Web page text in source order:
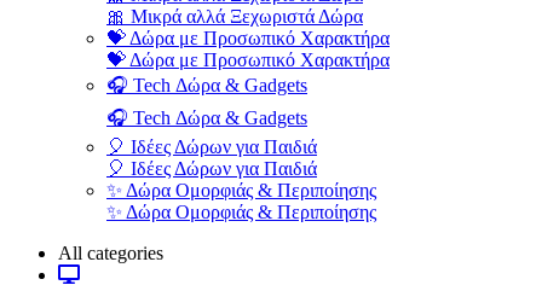
🎀 Μικρά αλλά Ξεχωριστά Δώρα
💝 Δώρα με Προσωπικό Χαρακτήρα
💝 Δώρα με Προσωπικό Χαρακτήρα
🎧 Tech Δώρα & Gadgets
🎧 Tech Δώρα & Gadgets
🎈 Ιδέες Δώρων για Παιδιά
🎈 Ιδέες Δώρων για Παιδιά
✨ Δώρα Ομορφιάς & Περιποίησης
✨ Δώρα Ομορφιάς & Περιποίησης
All categories